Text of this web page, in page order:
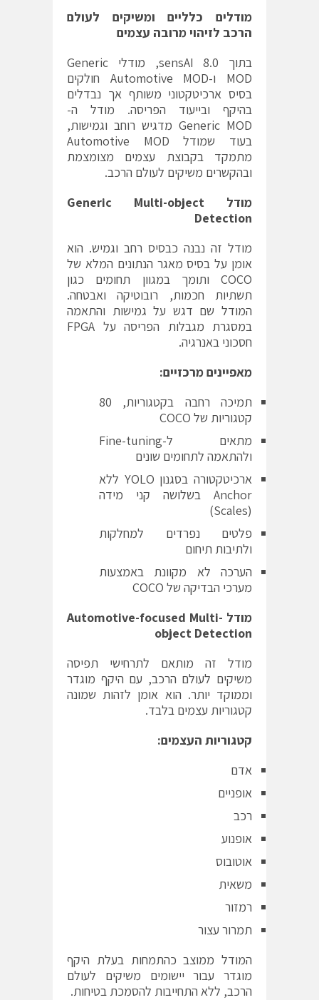
מודלים כלליים ומשיקים לעולם
הרכב לזיהוי מרובה עצמים
בתוך sensAI 8.0, מודלי Generic
MOD ו-Automotive MOD חולקים
בסיס ארכיטקטוני משותף אך נבדלים
בהיקף ובייעוד הפריסה. מודל ה-
Generic MOD מדגיש רוחב וגמישות,
בעוד שמודל Automotive MOD
מתמקד בקבוצת עצמים מצומצמת
ובהקשרים משיקים לעולם הרכב.
מודל Generic Multi-object
Detection
מודל זה נבנה כבסיס רחב וגמיש. הוא
אומן על בסיס מאגר הנתונים המלא של
COCO ותומך במגוון תחומים כגון
תשתיות חכמות, רובוטיקה ואבטחה.
המודל שם דגש על גמישות והתאמה
במסגרת מגבלות הפריסה על FPGA
חסכוני באנרגיה.
מאפיינים מרכזיים:
תמיכה רחבה בקטגוריות, 80
קטגוריות של COCO
מתאים ל-Fine-tuning
ולהתאמה לתחומים שונים
ארכיטקטורה בסגנון YOLO ללא
Anchor בשלושה קני מידה
(Scales)
פלטים נפרדים למחלקות
ולתיבות תיחום
הערכה לא מקוונת באמצעות
מערכי הבדיקה של COCO
מודל Automotive-focused Multi-
object Detection
מודל זה מותאם לתרחישי תפיסה
משיקים לעולם הרכב, עם היקף מוגדר
וממוקד יותר. הוא אומן לזהות שמונה
קטגוריות עצמים בלבד.
קטגוריות העצמים:
אדם
אופניים
רכב
אופנוע
אוטובוס
משאית
רמזור
תמרור עצור
המודל ממוצב כהתמחות בעלת היקף
מוגדר עבור יישומים משיקים לעולם
הרכב, ללא התחייבות להסמכת בטיחות.